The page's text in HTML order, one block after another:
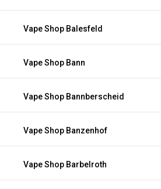
Vape Shop Balesfeld
Vape Shop Bann
Vape Shop Bannberscheid
Vape Shop Banzenhof
Vape Shop Barbelroth